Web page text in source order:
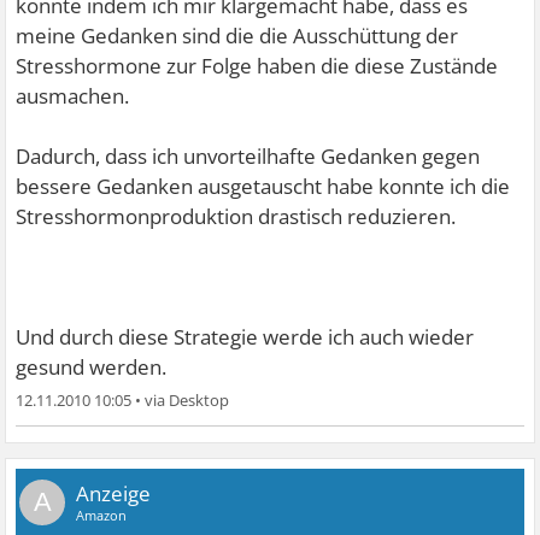
meine Gedanken sind die die Ausschüttung der
Stresshormone zur Folge haben die diese Zustände
ausmachen.
Dadurch, dass ich unvorteilhafte Gedanken gegen
bessere Gedanken ausgetauscht habe konnte ich die
Stresshormonproduktion drastisch reduzieren.
Und durch diese Strategie werde ich auch wieder
gesund werden.
12.11.2010 10:05 •
A